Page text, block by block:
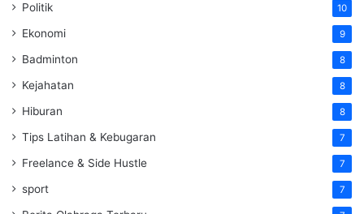
Politik 10
Ekonomi 9
Badminton 8
Kejahatan 8
Hiburan 8
Tips Latihan & Kebugaran 7
Freelance & Side Hustle 7
sport 7